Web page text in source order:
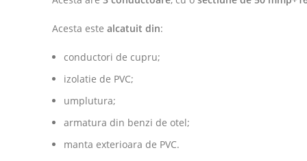
Acesta este alcatuit din:
conductori de cupru;
izolatie de PVC;
umplutura;
armatura din benzi de otel;
manta exterioara de PVC.